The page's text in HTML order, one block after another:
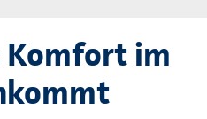
Komfort im